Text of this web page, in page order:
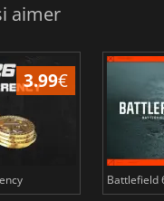
aimer
3.99€
Battlefield